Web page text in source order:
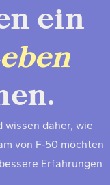
ein
daher, wie
von F‑50 möch­ten
Erfah­run­gen